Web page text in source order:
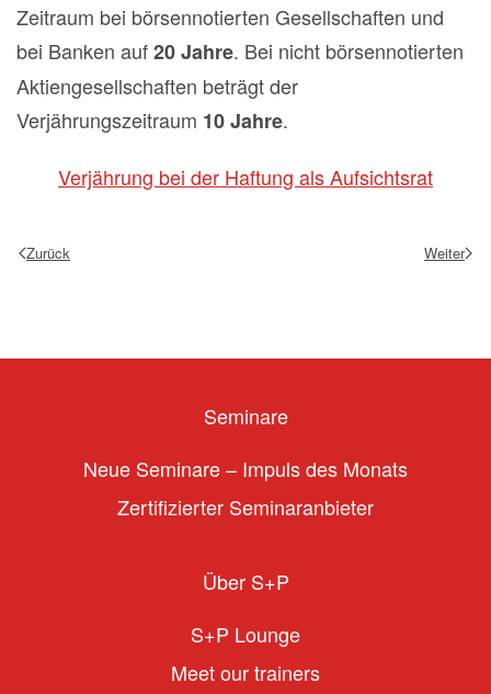
Zeitraum bei börsennotierten Gesellschaften und
bei Banken auf20 Jahre. Bei nicht börsennotierten
Aktiengesellschaften beträgt der
Verjährungszeitraum 10 Jahre.
Verjährung bei der Haftung als Aufsichtsrat
Zurück Weiter
Seminare
Neue Seminare – Impuls des Monats
Zertifizierter Seminaranbieter
Über S+P
S+P Lounge
Meet our trainers